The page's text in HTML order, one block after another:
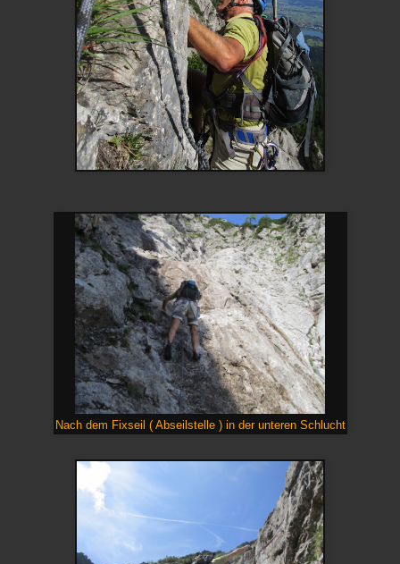
Nach dem Fixseil ( Abseilstelle ) in der unteren Schlucht